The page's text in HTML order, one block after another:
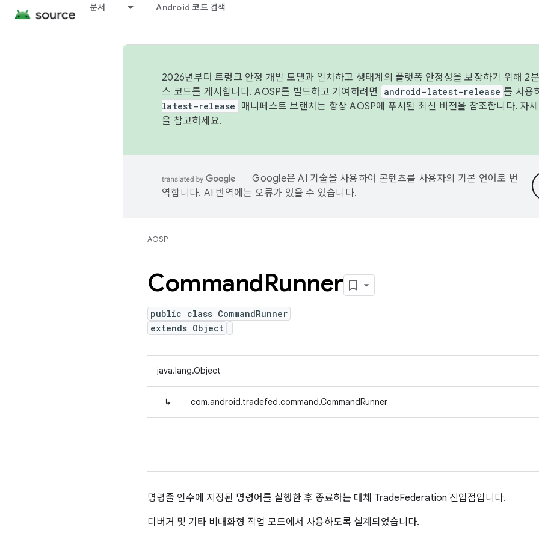
문서 Android 코드 검색
2026년부터 트렁크 안정 개발 모델과 일치하고 생태계의 플랫폼 안정성을 보장하기 위해 2
스 코드를 게시합니다. AOSP를 빌드하고 기여하려면
android-latest-release 를 사용
latest-release
매니페스트 브랜치는 항상 AOSP에 푸시된 최신 버전을 참조합니다. 자
을 참고하세요.
Google은 AI 기술을 사용하여 콘텐츠를 사용자의 기본 언어로 번
역합니다. AI 번역에는 오류가 있을 수 있습니다.
AOSP
CommandRunner
public class CommandRunner
extends Object
java.lang.Object
↳ com.android.tradefed.command.CommandRunner
명령줄 인수에 지정된 명령어를 실행한 후 종료하는 대체 TradeFederation 진입점입니다.
디버거 및 기타 비대화형 작업 모드에서 사용하도록 설계되었습니다.